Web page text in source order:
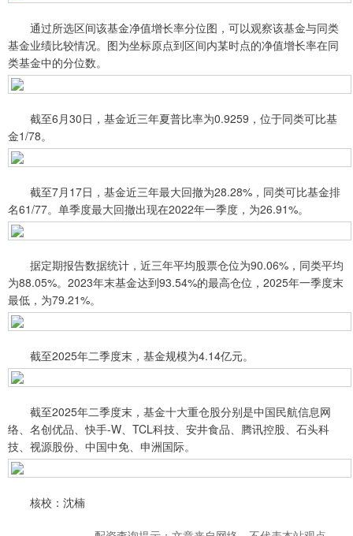
通过所选区间该基金净值增长率分位图，可以观察该基金与同类
基金业绩比较情况。图为坐标原点到区间内某时点的净值增长率在同
类基金中的分位数。
截至6月30日，基金近三年夏普比率为0.9259，位于同类可比基
金1/78。
截至7月17日，基金近三年最大回撤为28.28%，同类可比基金排
名61/77。单季度最大回撤出现在2022年一季度，为26.91%。
据定期报告数据统计，近三年平均股票仓位为90.06%，同类平均
为88.05%。2023年末基金达到93.54%的最高仓位，2025年一季度末
最低，为79.21%。
截至2025年二季度末，基金规模为4.14亿元。
截至2025年二季度末，基金十大重仓股分别是中国民航信息网
络、名创优品、快手-W、TCL科技、安井食品、腾讯控股、石头科
技、视源股份、中国中免、申洲国际。
核校：沈楠